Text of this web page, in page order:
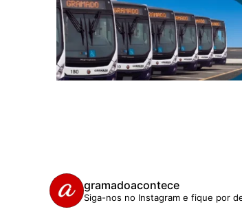
gramadoacontece
Siga-nos no Instagram e fique por